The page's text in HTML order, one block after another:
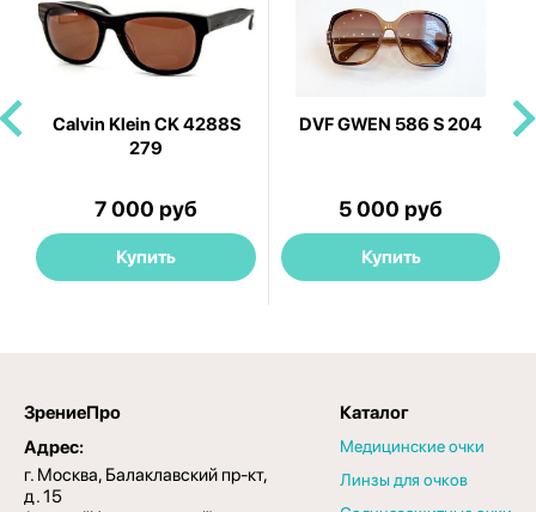
Calvin Klein CK 4288S
279
7 000 руб
Купить
DVF GWEN 586 S 204
5 000 руб
Купить
ЗрениеПро
Адрес:
г. Москва, Балаклавский пр-кт,
д. 15
Каталог
Медицинские очки
Линзы для очков